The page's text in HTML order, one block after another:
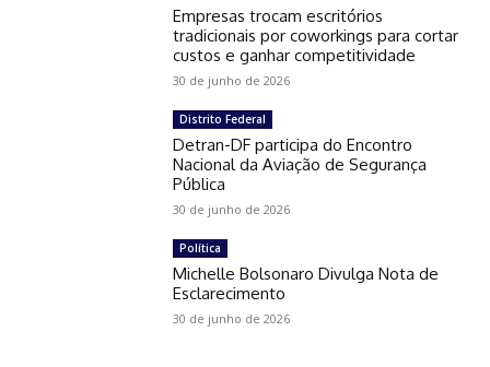
Empresas trocam escritórios
tradicionais por coworkings para cortar
custos e ganhar competitividade
30 de junho de 2026
Distrito Federal
Detran-DF participa do Encontro
Nacional da Aviação de Segurança
Pública
30 de junho de 2026
Política
Michelle Bolsonaro Divulga Nota de
Esclarecimento
30 de junho de 2026